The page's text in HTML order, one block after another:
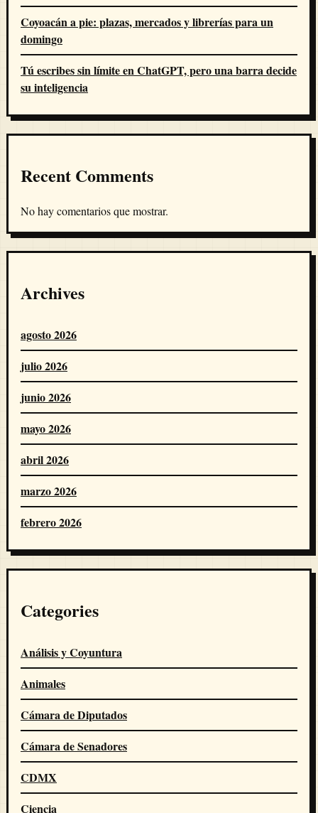
Coyoacán a pie: plazas, mercados y librerías para un
domingo
Tú escribes sin límite en ChatGPT, pero una barra decide
su inteligencia
Recent Comments
No hay comentarios que mostrar.
Archives
agosto 2026
julio 2026
junio 2026
mayo 2026
abril 2026
marzo 2026
febrero 2026
Categories
Análisis y Coyuntura
Animales
Cámara de Diputados
Cámara de Senadores
CDMX
Ciencia